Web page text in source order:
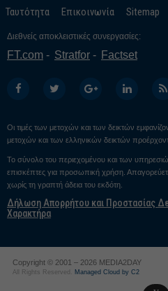
Ταυτότητα Επικοινωνία Sitemap
Διεθνείς αποκλειστικές συνεργασίες:
FT.com Stratfor Factset
Οι τιμές των μετοχών και των δεικτών
μετοχών και των ελληνικών δεικτών
Το σύνολο του περιεχομένου και των
επισκέπτες για προσωπική χρήση.
χωρίς τη γραπτή άδεια του εκδότη.
Δήλωση Απορρήτου και Προστασίας
Χαρακτήρα
Copyright © 2001 – 2026 MEDIA2DAY
All Rights Reserved. Managed Cloud by C2